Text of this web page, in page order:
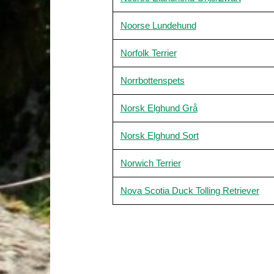
Noorse Lundehund
Norfolk Terrier
Norrbottenspets
Norsk Elghund Grå
Norsk Elghund Sort
Norwich Terrier
Nova Scotia Duck Tolling Retriever